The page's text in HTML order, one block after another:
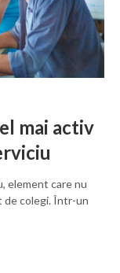
mai activ
element care nu
de colegi. Într-un